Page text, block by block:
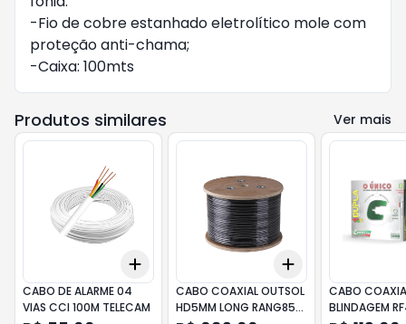
-Fio de cobre estanhado eletrolítico mole com
proteção anti-chama;
-Caixa: 100mts
Produtos similares Ver mais
Add
CABO DE ALARME 04
VIAS CCI 100M TELECAM
Add
CABO COAXIAL OUTSOL
HD5MM LONG RANG85%
CABO
BLINDAGEM